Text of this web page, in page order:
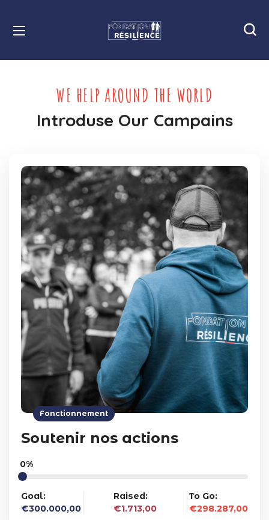
WE HELP AROUND THE WORLD
Introduse Our Campains
Fonctionnement
Soutenir nos actions
0%
Goal:
€300.000,00
Raised:
€1.713,00
To Go:
€298.287,00